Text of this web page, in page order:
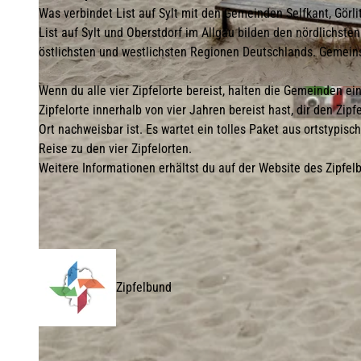
© Lynn Scotti I Sylt Marketing | CC-BY-SA
Was verbindet List auf Sylt mit den Gemeinden Selfkant,
List auf Sylt und Oberstdorf im Allgäu bilden den
östlichsten und westlichsten Regionen Deutschlands.
Wenn du alle vier Zipfelorte bereist, halten die Gemeinden
Zipfelorte innerhalb von vier Jahren bereist hast, dir den
Ort nachweisbar ist. Es wartet ein tolles Paket aus
Reise zu den vier Zipfelorten.
Weitere Informationen erhältst du auf der Website des
Zipfelbund